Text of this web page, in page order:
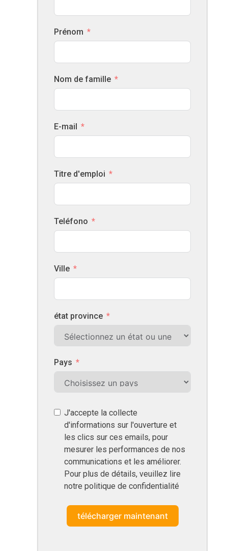
Prénom
Nom de famille
E-mail
Titre d'emploi
Teléfono
Ville
état province
Pays
J'accepte la collecte
d'informations sur l'ouverture et
les clics sur ces emails, pour
mesurer les performances de nos
communications et les améliorer.
Pour plus de détails, veuillez lire
notre politique de confidentialité
télécharger maintenant